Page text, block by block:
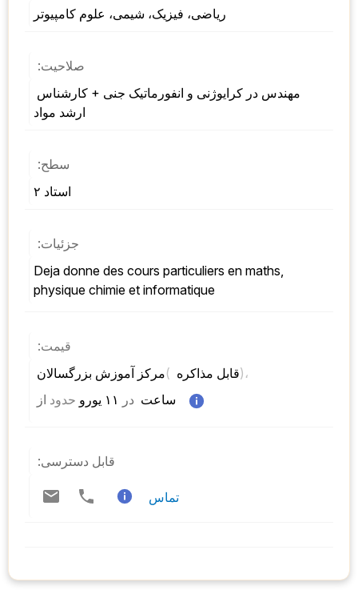
ریاضی، فیزیک، شیمی، علوم کامپیوتر
صلاحیت:
ارشد مواد
سطح:
استاد ۲
جزئیات:
deja donne des cours particuliers en maths,
physique chimie et informatique
قیمت:
مرکز آموزش بزرگسالان ( قابل مذاکره )،
از حدود در ساعت
قابل دسترسی:
تماس